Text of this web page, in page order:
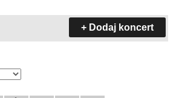
+ Dodaj koncert